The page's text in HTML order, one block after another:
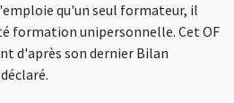
qu'un seul formateur, il
formation unipersonnelle. Cet OF
d'après son dernier Bilan